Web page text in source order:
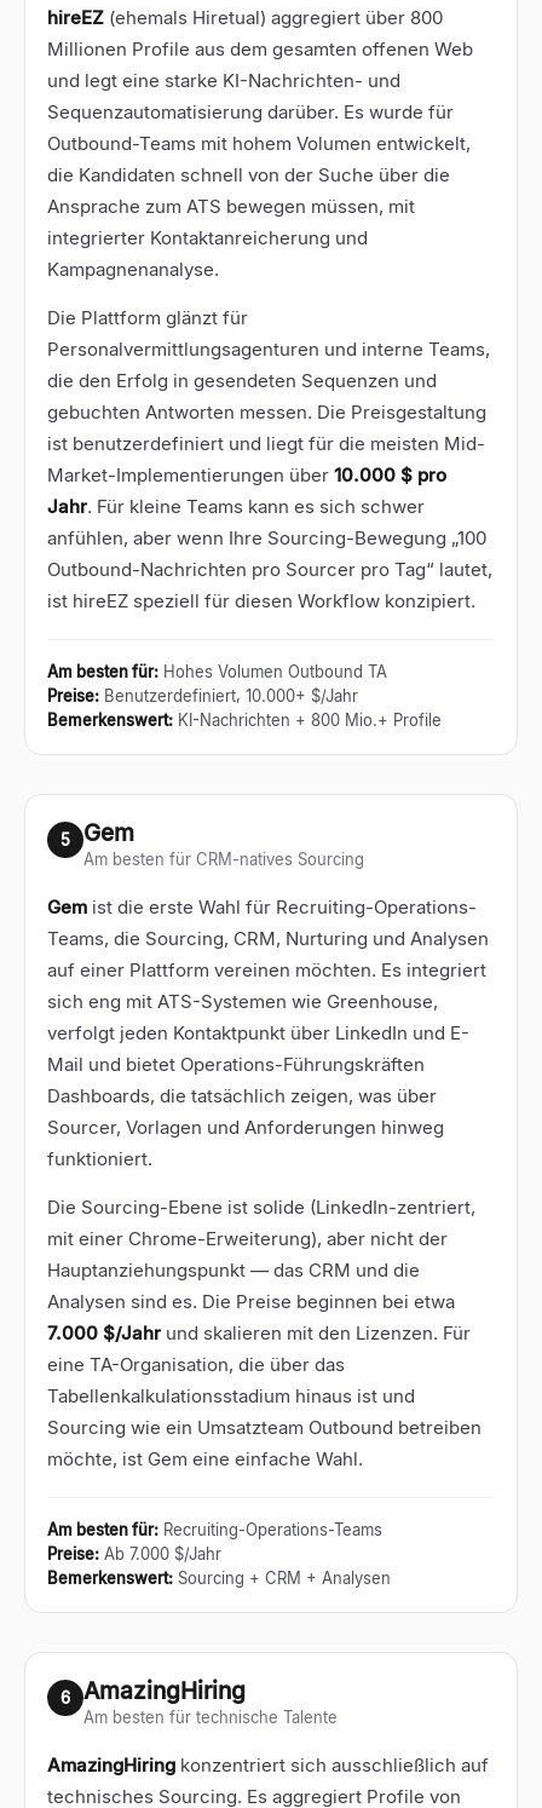
hireEZ (ehemals Hiretual) aggregiert über 800
Millionen Profile aus dem gesamten offenen Web
und legt eine starke KI-Nachrichten- und
Sequenzautomatisierung darüber. Es wurde für
Outbound-Teams mit hohem Volumen entwickelt,
die Kandidaten schnell von der Suche über die
Ansprache zum ATS bewegen müssen, mit
integrierter Kontaktanreicherung und
Kampagnenanalyse.
Die Plattform glänzt für
Personalvermittlungsagenturen und interne Teams,
die den Erfolg in gesendeten Sequenzen und
gebuchten Antworten messen. Die Preisgestaltung
ist benutzerdefiniert und liegt für die meisten Mid-
Market-Implementierungen über 10.000 $ pro
Jahr. Für kleine Teams kann es sich schwer
anfühlen, aber wenn Ihre Sourcing-Bewegung „100
Outbound-Nachrichten pro Sourcer pro Tag“ lautet,
ist hireEZ speziell für diesen Workflow konzipiert.
Am besten für: Hohes Volumen Outbound TA
Preise: Benutzerdefiniert, 10.000+ $/Jahr
Bemerkenswert: KI-Nachrichten + 800 Mio.+ Profile
5 Gem
Am besten für CRM-natives Sourcing
Gem ist die erste Wahl für Recruiting-Operations-
Teams, die Sourcing, CRM, Nurturing und Analysen
auf einer Plattform vereinen möchten. Es integriert
sich eng mit ATS-Systemen wie Greenhouse,
verfolgt jeden Kontaktpunkt über LinkedIn und E-
Mail und bietet Operations-Führungskräften
Dashboards, die tatsächlich zeigen, was über
Sourcer, Vorlagen und Anforderungen hinweg
funktioniert.
Die Sourcing-Ebene ist solide (LinkedIn-zentriert,
mit einer Chrome-Erweiterung), aber nicht der
Hauptanziehungspunkt — das CRM und die
Analysen sind es. Die Preise beginnen bei etwa
7.000 $/Jahr und skalieren mit den Lizenzen. Für
eine TA-Organisation, die über das
Tabellenkalkulationsstadium hinaus ist und
Sourcing wie ein Umsatzteam Outbound betreiben
möchte, ist Gem eine einfache Wahl.
Am besten für: Recruiting-Operations-Teams
Preise: Ab 7.000 $/Jahr
Bemerkenswert: Sourcing + CRM + Analysen
6 AmazingHiring
Am besten für technische Talente
AmazingHiring konzentriert sich ausschließlich auf
technisches Sourcing. Es aggregiert Profile von